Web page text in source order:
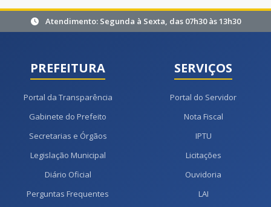
Atendimento: Segunda à Sexta, das 07h30 às 13h30
PREFEITURA
Portal da Transparência
Gabinete do Prefeito
Secretarias e Órgãos
Legislação Municipal
Diário Oficial
Perguntas Frequentes
SERVIÇOS
Portal do Servidor
Nota Fiscal
IPTU
Licitações
Ouvidoria
LAI